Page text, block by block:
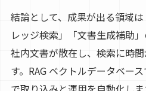
結論として、成果が出る領域
レッジ検索」「文書生成補助
社内文書が散在し、検索に時
す。RAG ベクトルデータベー